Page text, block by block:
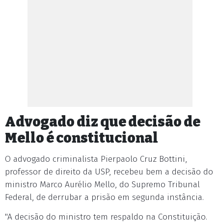
Advogado diz que decisão de
Mello é constitucional
O advogado criminalista Pierpaolo Cruz Bottini,
professor de direito da USP, recebeu bem a decisão do
ministro Marco Aurélio Mello, do Supremo Tribunal
Federal, de derrubar a prisão em segunda instância.
"A decisão do ministro tem respaldo na Constituição.